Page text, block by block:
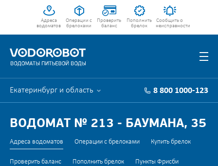
Адреса
водоматов
Операции с
брелоками
Проверить
баланс
Пополнить
брелок
Сообщить о
неисправности
Екатеринбург и область 8 800 1000-123
ВОДОМАТ № 213 - БАУМАНА, 35
Адреса водоматов Операции с брелоками Купить брелок
Проверить баланс Пополнить брелок Пункты Фрисби